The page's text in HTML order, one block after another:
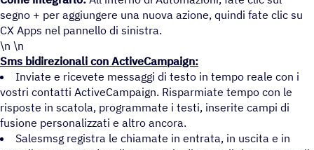
segno + per aggiungere una nuova azione, quindi fate clic su
CX Apps nel pannello di sinistra.
\n \n
Sms bidirezionali con ActiveCampaign:
Inviate e ricevete messaggi di testo in tempo reale con i
vostri contatti ActiveCampaign. Risparmiate tempo con le
risposte in scatola, programmate i testi, inserite campi di
fusione personalizzati e altro ancora.
Salesmsg registra le chiamate in entrata, in uscita e in